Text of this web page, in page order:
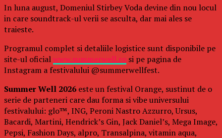
In luna august, Domeniul Stirbey Voda devine din nou locul
in care soundtrack-ul verii se asculta, dar mai ales se
traieste.
Programul complet si detaliile logistice sunt disponibile pe
site-ul oficialwww.summerwell.ro si pe pagina de
Instagram a festivalului @summerwellfest.
Summer Well 2026 este un festival Orange, sustinut de o
serie de parteneri care dau forma si vibe universului
festivalului: glo™, ING, Peroni Nastro Azzurro, Ursus,
Bacardi, Martini, Hendrick’s Gin, Jack Daniel’s, Mega Image,
Pepsi, Fashion Days, alpro, Transalpina, vitamin aqua,